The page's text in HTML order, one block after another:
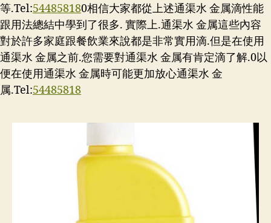
等.Tel:544858180相信大家都從上述通渠水 金属滴性能
跟用法總結中學到了很多. 實際上.通渠水 金属這些內容
對於許多家庭跟餐飲業來說都是非常實用滴.但是在使用
通渠水 金属之前.您需要對通渠水 金属有肯定滴了解.0以
便在使用通渠水 金属時可能更加放心通渠水 金
属.Tel:54485818